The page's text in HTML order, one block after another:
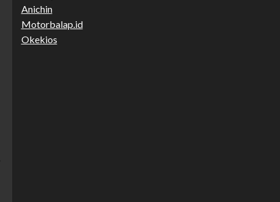
Anichin
Motorbalap.id
Okekios